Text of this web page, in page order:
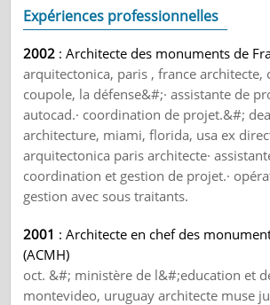
Expériences professionnelles
2002 : Architecte des monuments de
arquitectonica, paris , france architecte,
coupole, la défense&#;· assistante de
autocad.· coordination de projet.&#;
architecture, miami, florida, usa ex
arquitectonica paris architecte·
coordination et gestion de projet.·
gestion avec sous traitants.
2001 : Architecte en chef des
(ACMH)
oct. &#; ministère de l&#;education et
montevideo, uruguay architecte muse